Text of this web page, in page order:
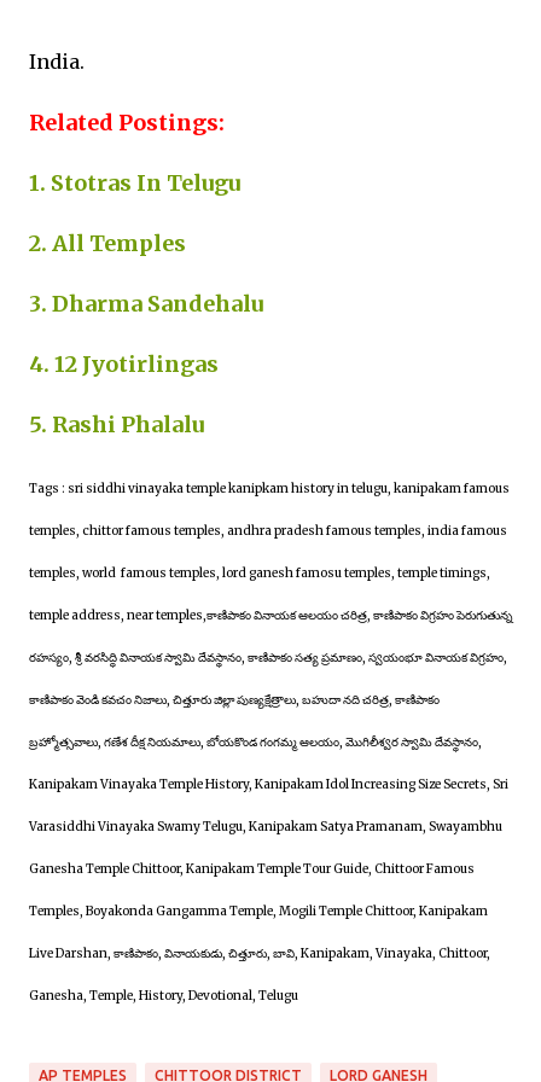
India.
Related Postings:
1. Stotras In Telugu
2. All Temples
3. Dharma Sandehalu
4. 12 Jyotirlingas
5. Rashi Phalalu
Tags : sri siddhi vinayaka temple kanipkam history in telugu, kanipakam famous
temples, chittor famous temples, andhra pradesh famous temples, india famous
temples, world famous temples, lord ganesh famosu temples, temple timings,
temple address, near temples,కాణిపాకం వినాయక ఆలయం చరిత్ర, కాణిపాకం విగ్రహం పెరుగుతున్న
రహస్యం, శ్రీ వరసిద్ధి వినాయక స్వామి దేవస్థానం, కాణిపాకం సత్య ప్రమాణం, స్వయంభూ వినాయక విగ్రహం,
కాణిపాకం వెండి కవచం నిజాలు, చిత్తూరు జిల్లా పుణ్యక్షేత్రాలు, బహుదా నది చరిత్ర, కాణిపాకం
బ్రహ్మోత్సవాలు, గణేశ దీక్ష నియమాలు, బోయకొండ గంగమ్మ ఆలయం, మొగిలీశ్వర స్వామి దేవస్థానం,
Kanipakam Vinayaka Temple History, Kanipakam Idol Increasing Size Secrets, Sri
Varasiddhi Vinayaka Swamy Telugu, Kanipakam Satya Pramanam, Swayambhu
Ganesha Temple Chittoor, Kanipakam Temple Tour Guide, Chittoor Famous
Temples, Boyakonda Gangamma Temple, Mogili Temple Chittoor, Kanipakam
Live Darshan, కాణిపాకం, వినాయకుడు, చిత్తూరు, బావి, Kanipakam, Vinayaka, Chittoor,
Ganesha, Temple, History, Devotional, Telugu
AP TEMPLES CHITTOOR DISTRICT LORD GANESH